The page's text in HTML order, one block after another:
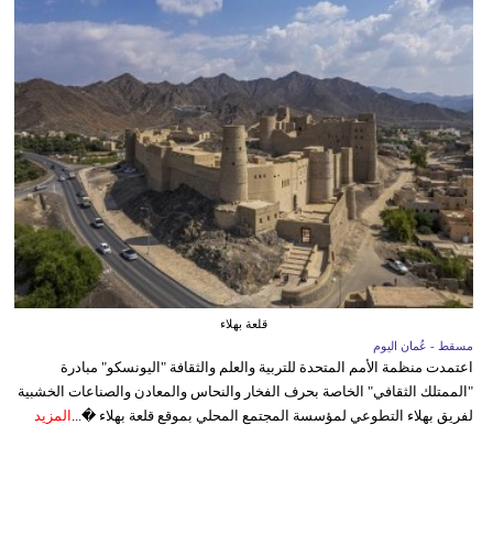
قلعة بهلاء
مسقط - عُمان اليوم
اعتمدت منظمة الأمم المتحدة للتربية والعلم والثقافة "اليونسكو" مبادرة
"الممتلك الثقافي" الخاصة بحرف الفخار والنحاس والمعادن والصناعات الخشبية
لفريق بهلاء التطوعي لمؤسسة المجتمع المحلي بموقع قلعة بهلاء �... المزيد